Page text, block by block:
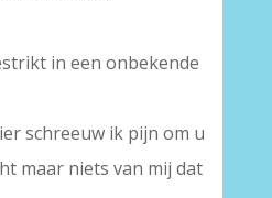
in een onbekende
schreeuw ik pijn om u
maar niets van mij dat